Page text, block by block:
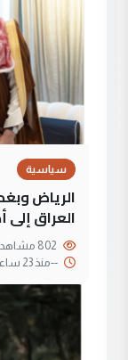
سياسية
الرياض
العراق إلى
--منذ 23 ساعة